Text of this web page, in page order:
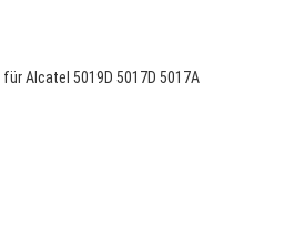
Alcatel 5019D 5017D 5017A